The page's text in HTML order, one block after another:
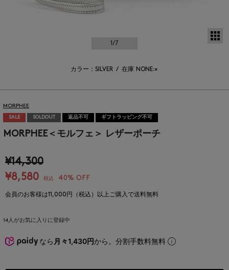
1/7
カラー：SILVER / 在庫 NONE:×
MORPHEE
SALE SOLDOUT 返品不可 ギフトラッピング不可
MORPHEE＜モルフェ＞ レザーポーチ
¥14,300
¥8,580
税込 40% OFF
会員のお客様は11,000円（税込）以上ご購入で送料無料
14人がお気に入りに登録中
なら 月々1,430円から。分割手数料無料